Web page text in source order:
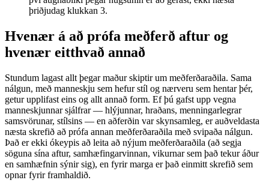
þriðjudag klukkan 3.
Hvenær á að prófa meðferð aftur og
hvenær eitthvað annað
Stundum lagast allt þegar maður skiptir um meðferðaraðila. Sama
nálgun, með manneskju sem hefur stíl og nærveru sem hentar þér,
getur upplifast eins og allt annað form. Ef þú gafst upp vegna
manneskjunnar sjálfrar — hlýjunnar, hraðans, menningarlegrar
samsvörunar, stílsins — en aðferðin var skynsamleg, er auðveldasta
næsta skrefið að prófa annan meðferðaraðila með svipaða nálgun.
Það er ekki ókeypis að leita að nýjum meðferðaraðila (að segja
söguna sína aftur, samhæfingarvinnan, vikurnar sem það tekur áður
en samhæfnin sýnir sig), en fyrir marga er það einmitt skrefið sem
opnar fyrir framhaldið.